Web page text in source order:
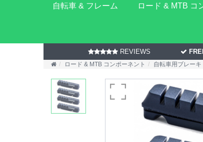
自転車 & フレーム ロード & MTB コ
REVIEWS
ロード & MTB コンポーネント 自転車用ブレーキ